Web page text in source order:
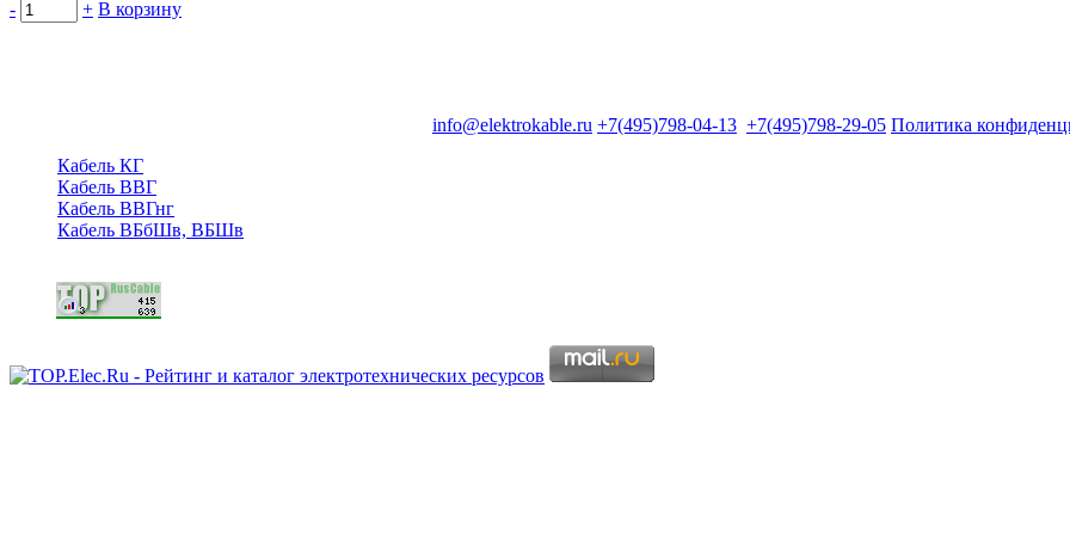
-
+ В корзину
info@elektrokable.ru +7(495)798-04-13 +7(495)798-29-05 Политика
Кабель КГ
Кабель ВВГ
Кабель ВВГнг
Кабель ВБбШв, ВБШв